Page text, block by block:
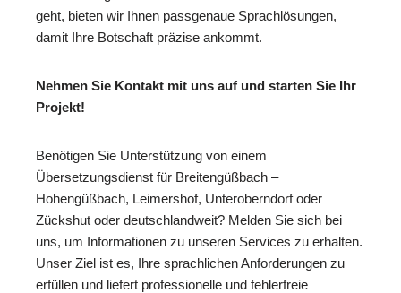
geht, bieten wir Ihnen passgenaue Sprachlösungen,
damit Ihre Botschaft präzise ankommt.
Nehmen Sie Kontakt mit uns auf und starten Sie Ihr
Projekt!
Benötigen Sie Unterstützung von einem
Übersetzungsdienst für Breitengüßbach –
Hohengüßbach, Leimershof, Unteroberndorf oder
Zückshut oder deutschlandweit? Melden Sie sich bei
uns, um Informationen zu unseren Services zu erhalten.
Unser Ziel ist es, Ihre sprachlichen Anforderungen zu
erfüllen und liefert professionelle und fehlerfreie